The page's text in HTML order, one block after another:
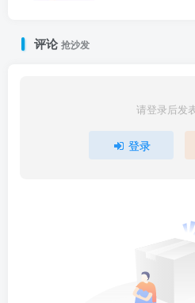
评论抢沙发
请登录后发
登录